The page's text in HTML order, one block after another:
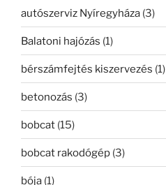
autószerviz Nyíregyháza (3)
Balatoni hajózás (1)
bérszámfejtés kiszervezés (1)
betonozás (3)
bobcat (15)
bobcat rakodógép (3)
bója (1)